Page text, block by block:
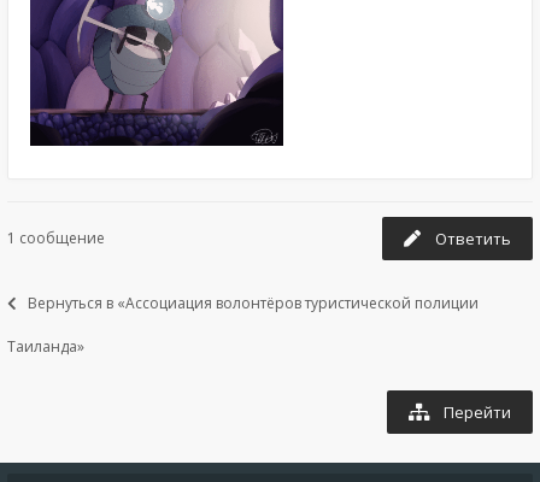
1 сообщение Ответить
Вернуться в «Ассоциация волонтёров туристической полиции
Таиланда»
Перейти